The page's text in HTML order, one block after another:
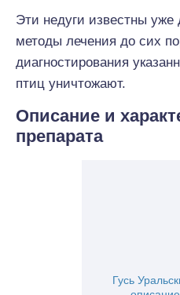
Эти недуги известны
методы лечения до сих
диагностирования
птиц уничтожают.
Описание и
препарата
Гусь